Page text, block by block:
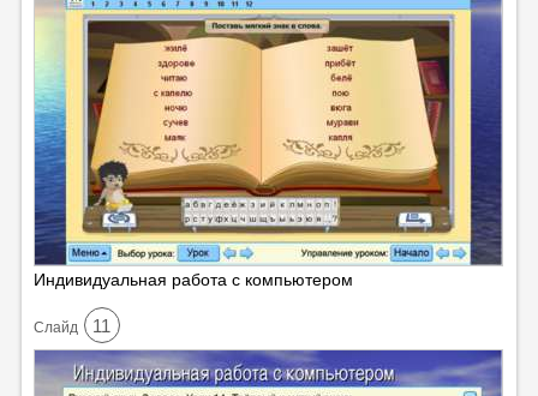
Индивидуальная работа с компьютером
Cлайд 11